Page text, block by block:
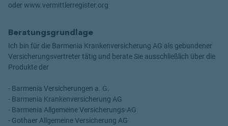
oder www.vermittlerregister.org
Beratungsgrundlage
Ich bin für die Barmenia Krankenversicherung AG als gebundener
Versicherungsvertreter tätig und berate Sie ausschließlich über die
Produkte der
- Barmenia Versicherungen a. G.
- Barmenia Krankenversicherung AG
- Barmenia Allgemeine Versicherungs-AG
- Gothaer Allgemeine Versicherung AG